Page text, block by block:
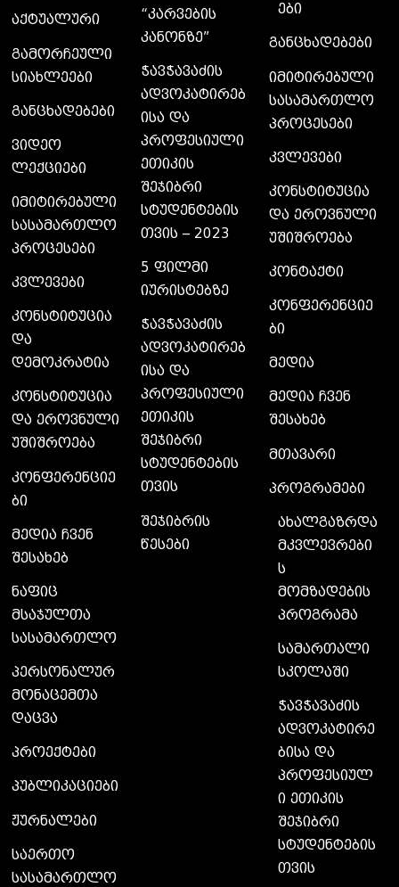
აქტუალური
გამორჩეული
სიახლეები
განცხადებები
ვიდეო
ლექციები
იმიტირებული
სასამართლო
პროცესები
კვლევები
კონსტიტუცია
და
დემოკრატია
კონსტიტუცია
და ეროვნული
უშიშროება
კონფერენციე
ბი
მედია ჩვენ
შესახებ
ნაფიც
მსაჯულთა
სასამართლო
პერსონალურ
მონაცემთა
დაცვა
პროექტები
პუბლიკაციები
ჟურნალები
საერთო
სასამართლო
“კარვების
კანონზე”
ჭავჭავაძის
ადვოკატირებ
ისა და
პროფესიული
ეთიკის
შეჯიბრი
სტუდენტების
თვის – 2023
5 ფილმი
იურისტებზე
ჭავჭავაძის
ადვოკატირებ
ისა და
პროფესიული
ეთიკის
შეჯიბრი
სტუდენტების
თვის
შეჯიბრის
წესები
ები
განცხადებები
იმიტირებული
სასამართლო
პროცესები
კვლევები
კონსტიტუცია
და ეროვნული
უშიშროება
კონტაქტი
კონფერენციე
ბი
მედია
მედია ჩვენ
შესახებ
მთავარი
პროგრამები
ახალგაზრდა
მკვლევრები
ს
მომზადების
პროგრამა
სამართალი
სკოლაში
ჭავჭავაძის
ადვოკატირე
ბისა და
პროფესიულ
ი ეთიკის
შეჯიბრი
სტუდენტების
თვის